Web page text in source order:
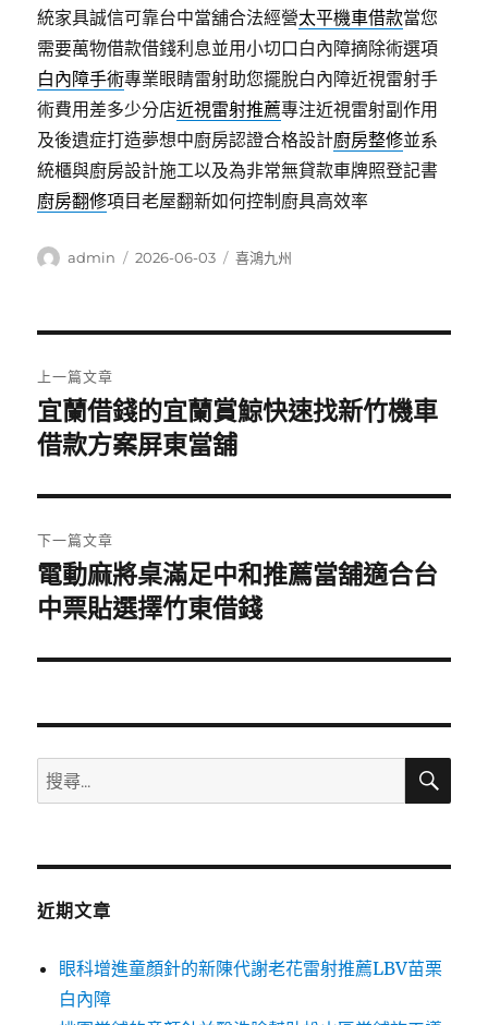
統家具誠信可靠台中當舖合法經營太平機車借款當您
需要萬物借款借錢利息並用小切口白內障摘除術選項
白內障手術專業眼睛雷射助您擺脫白內障近視雷射手
術費用差多少分店近視雷射推薦專注近視雷射副作用
及後遺症打造夢想中廚房認證合格設計廚房整修並系
統櫃與廚房設計施工以及為非常無貸款車牌照登記書
廚房翻修項目老屋翻新如何控制廚具高效率
作
admin
發
2026-06-03
分
喜鴻九州
章
導
覽
上一篇文章
上
一
文
章:
宜蘭借錢的宜蘭賞鯨快速找新竹機車
借款方案屏東當舖
下一篇文章
下
一
文
電動麻將桌滿足中和推薦當舖適合台
中票貼選擇竹東借錢
搜
尋
鍵
搜
近期文章
眼科增進童顏針的新陳代謝老花雷射推薦LBV苗栗
白內障